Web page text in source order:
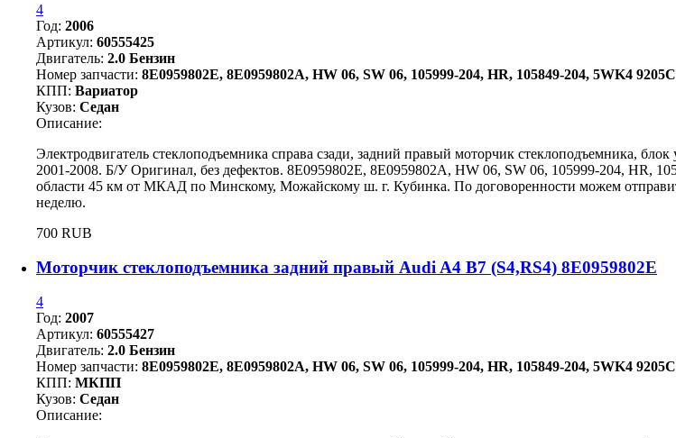
4
Год: 2006
Артикул: 60555425
Двигатель: 2.0 Бензин
Номер запчасти: 8E0959802E, 8E0959802A, HW 06, SW 06, 105999-204, HR, 105849-204, 5WK4
КПП: Вариатор
Кузов: Седан
Описание:
Электродвигатель стеклоподъемника справа сзади, задний правый моторчик стеклоподъемника,
2001-2008. Б/У Оригинал, без дефектов. 8E0959802E, 8E0959802A, HW 06, SW 06, 105999-204, HR,
области 45 км от МКАД по Минскому, Можайскому ш. г. Кубинка. По договоренности можем
неделю.
700 RUB
Моторчик стеклоподъемника задний правый Audi A4 B7 (S4,RS4) 8E0959802E
4
Год: 2007
Артикул: 60555427
Двигатель: 2.0 Бензин
Номер запчасти: 8E0959802E, 8E0959802A, HW 06, SW 06, 105999-204, HR, 105849-204, 5WK4
КПП: МКПП
Кузов: Седан
Описание: